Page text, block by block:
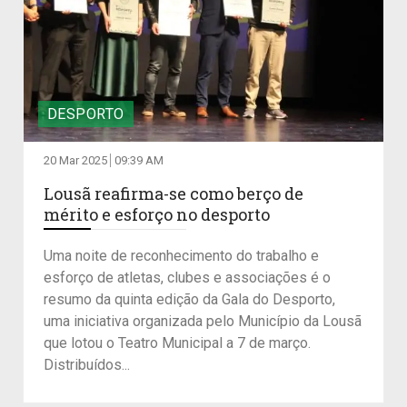
DESPORTO
20 Mar 2025 09:39 AM
Lousã reafirma-se como berço de
mérito e esforço no desporto
Uma noite de reconhecimento do trabalho e
esforço de atletas, clubes e associações é o
resumo da quinta edição da Gala do Desporto,
uma iniciativa organizada pelo Município da Lousã
que lotou o Teatro Municipal a 7 de março.
Distribuídos...